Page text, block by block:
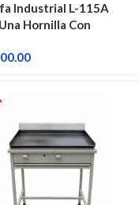
Industrial L-115A
Hornilla Con